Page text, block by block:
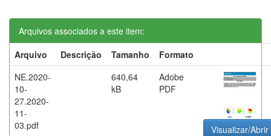
Arquivos associados a este item:
Arquivo
Descrição Tamanho
Formato
NE.2020-
10-
27.2020-
11-
03.pdf
640,64
kB
Adobe
PDF
Visualizar/Abrir